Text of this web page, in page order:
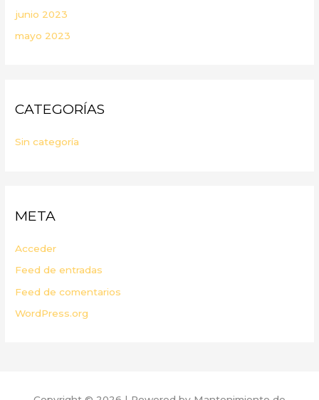
junio 2023
mayo 2023
CATEGORÍAS
Sin categoría
META
Acceder
Feed de entradas
Feed de comentarios
WordPress.org